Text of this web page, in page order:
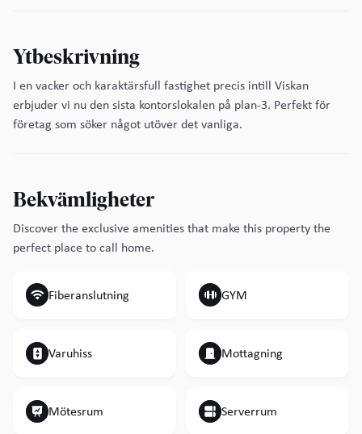
Ytbeskrivning
I en vacker och karaktärsfull fastighet precis intill Viskan
erbjuder vi nu den sista kontorslokalen på plan-3. Perfekt för
företag som söker något utöver det vanliga.
Bekvämligheter
Discover the exclusive amenities that make this property the
perfect place to call home.
Fiberanslutning GYM
Varuhiss Mottagning
Mötesrum Serverrum